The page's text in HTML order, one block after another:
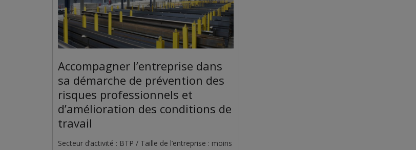
Accompagner l’entreprise dans
sa démarche de prévention des
risques professionnels et
d’amélioration des conditions de
travail
Secteur d’activité : BTP / Taille de l’entreprise : moins